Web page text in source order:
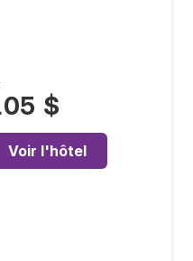
$
Voir l'hôtel